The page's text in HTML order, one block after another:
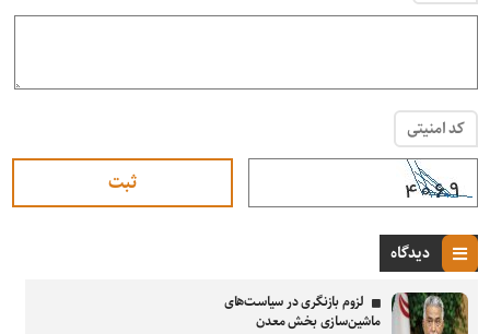
کد امنیتی
دیدگاه
لزوم بازنگری در سیاست‌های
ماشین‌سازی بخش معدن